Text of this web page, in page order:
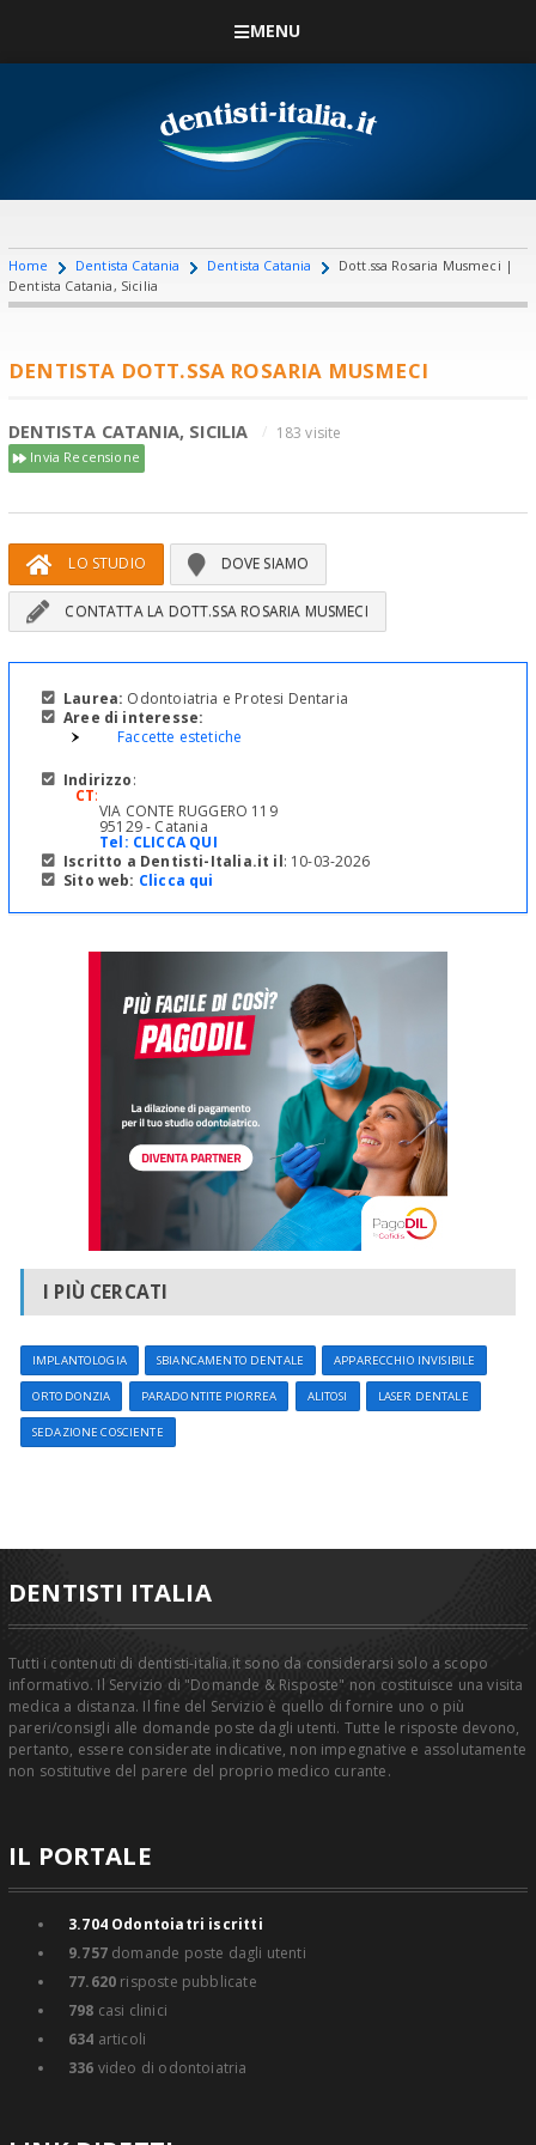
MENU
Home Dentista Catania Dentista Catania
Dott.ssa Rosaria Musmeci |
Dentista Catania, Sicilia
DENTISTA DOTT.SSA ROSARIA MUSMECI
DENTISTA CATANIA, SICILIA 183 visite
Invia Recensione
LO STUDIO DOVE SIAMO
CONTATTA LA DOTT.SSA ROSARIA MUSMECI
Laurea: Odontoiatria e Protesi Dentaria
Aree di interesse:
Faccette estetiche
Indirizzo:
CT:
VIA CONTE RUGGERO 119
95129 - Catania
Tel: CLICCA QUI
Iscritto a Dentisti-Italia.it il: 10-03-2026
Sito web: Clicca qui
I PIÙ CERCATI
IMPLANTOLOGIA SBIANCAMENTO DENTALE APPARECCHIO INVISIBILE
ORTODONZIA PARADONTITE PIORREA ALITOSI LASER DENTALE
SEDAZIONE COSCIENTE
DENTISTI ITALIA
Tutti i contenuti di dentisti-italia.it sono da considerarsi solo a scopo
informativo. Il Servizio di "Domande & Risposte" non costituisce una visita
medica a distanza. Il fine del Servizio è quello di fornire uno o più
pareri/consigli alle domande poste dagli utenti. Tutte le risposte devono,
pertanto, essere considerate indicative, non impegnative e assolutamente
non sostitutive del parere del proprio medico curante.
IL PORTALE
3.704Odontoiatri iscritti
9.757domande poste dagli utenti
77.620 risposte pubblicate
798 casi clinici
634 articoli
336 video di odontoiatria